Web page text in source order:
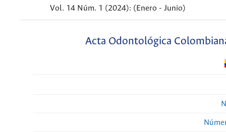
Vol. 14 Núm. 1 (2024): (Enero - Junio)
Acta Odontológica